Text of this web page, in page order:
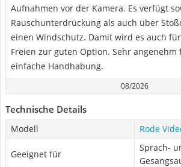
Aufnahmen vor der Kamera. Es verfügt
Rauschunterdrückung als auch über
einen Windschutz. Damit wird es auch
Freien zur guten Option. Sehr
einfache Handhabung.
08/2026
Technische Details
Modell Rode
Geeignet für
Sprach-